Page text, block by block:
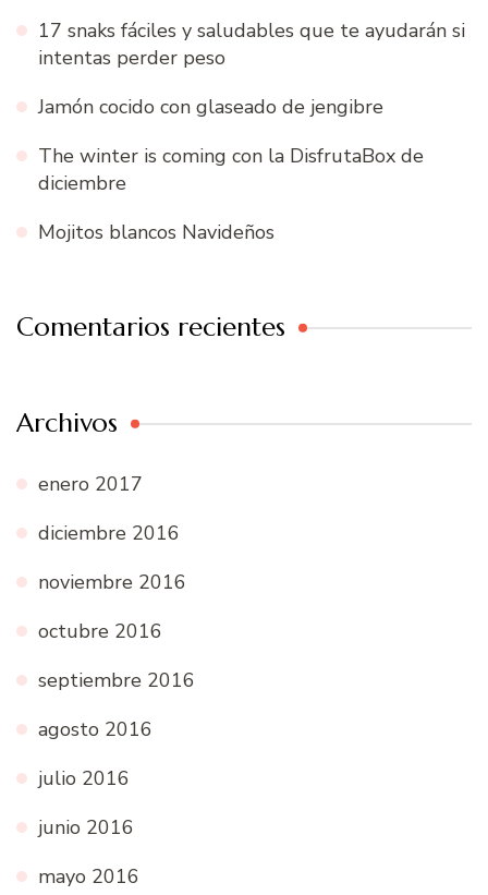
17 snaks fáciles y saludables que te ayudarán si
intentas perder peso
Jamón cocido con glaseado de jengibre
The winter is coming con la DisfrutaBox de
diciembre
Mojitos blancos Navideños
Comentarios recientes
Archivos
enero 2017
diciembre 2016
noviembre 2016
octubre 2016
septiembre 2016
agosto 2016
julio 2016
junio 2016
mayo 2016